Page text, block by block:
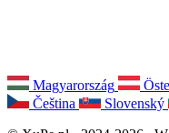
Magyarország
Čeština
Slovenský